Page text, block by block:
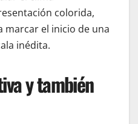
colorida,
marcar el inicio de una
inédita.
y también